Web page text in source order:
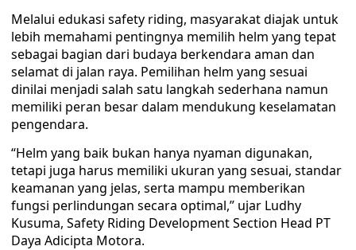
Melalui edukasi safety riding, masyarakat diajak untuk
lebih memahami pentingnya memilih helm yang tepat
sebagai bagian dari budaya berkendara aman dan
selamat di jalan raya. Pemilihan helm yang sesuai
dinilai menjadi salah satu langkah sederhana namun
memiliki peran besar dalam mendukung keselamatan
pengendara.
“Helm yang baik bukan hanya nyaman digunakan,
tetapi juga harus memiliki ukuran yang sesuai, standar
keamanan yang jelas, serta mampu memberikan
fungsi perlindungan secara optimal,” ujar Ludhy
Kusuma, Safety Riding Development Section Head PT
Daya Adicipta Motora.